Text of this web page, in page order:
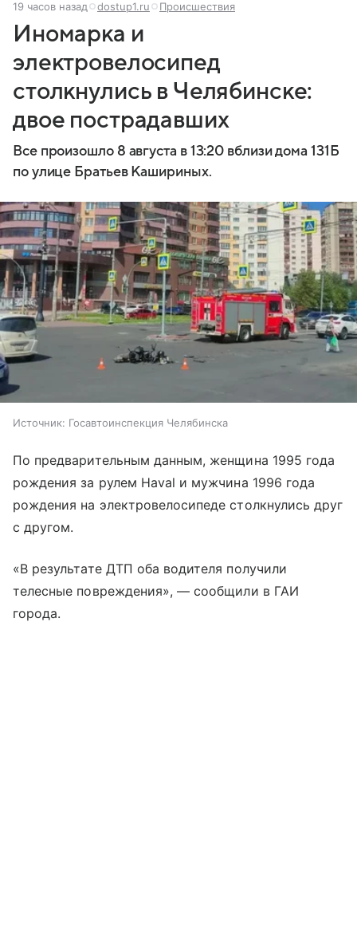
19 часов назад dostup1.ru Происшествия
Иномарка и
электровелосипед
столкнулись в Челябинске:
двое пострадавших
Все произошло 8 августа в 13:20 вблизи дома 131Б
по улице Братьев Кашириных.
Источник: Госавтоинспекция Челябинска
По предварительным данным, женщина 1995 года
рождения за рулем Haval и мужчина 1996 года
рождения на электровелосипеде столкнулись друг
с другом.
«В результате ДТП оба водителя получили
телесные повреждения», — сообщили в ГАИ
города.